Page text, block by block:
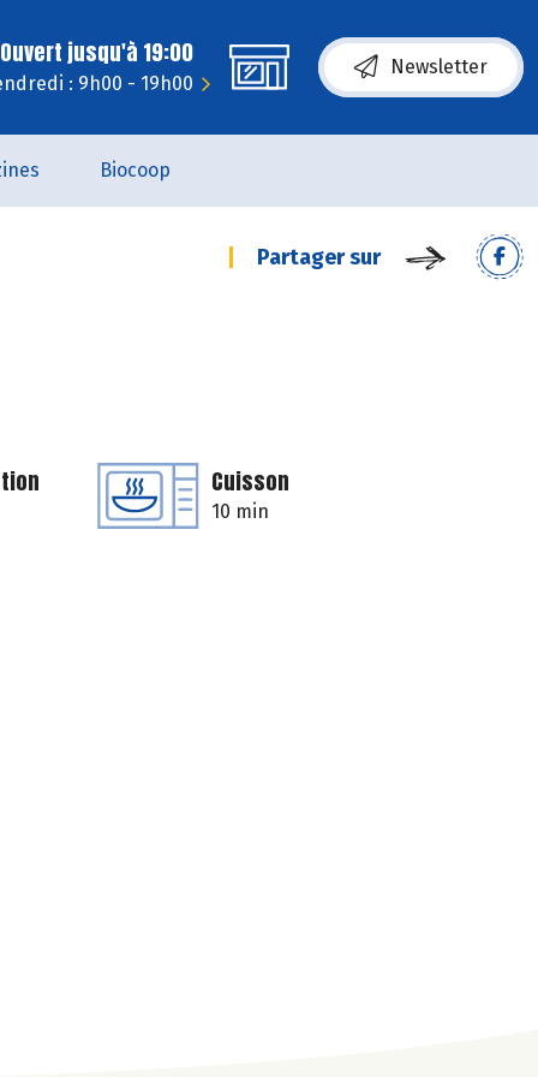
Ouvert jusqu'à 19:00
: 9h00 - 19h00
Newsletter
Biocoop
Partager sur
Cuisson
10 min